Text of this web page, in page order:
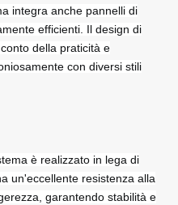
integra anche pannelli di
efficienti. Il design di
della praticità e
con diversi stili
è realizzato in lega di
un'eccellente resistenza alla
garantendo stabilità e